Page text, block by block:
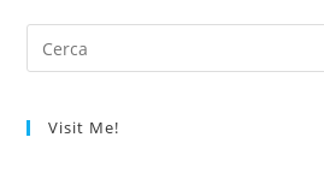
Visit Me!